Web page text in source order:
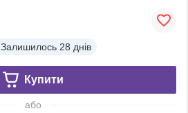
Залишилось 28 днів
Купити
або